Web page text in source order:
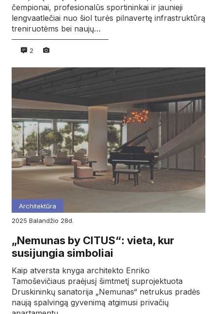
čempionai, profesionalūs sportininkai ir jaunieji
lengvaatlečiai nuo šiol turės pilnavertę infrastruktūrą
treniruotėms bei naujų…
2
Architektūra
2025
balandžio 28d.
„Nemunas by CITUS“: vieta, kur
susijungia simboliai
Kaip atversta knyga architekto Enriko
Tamoševičiaus praėjusį šimtmetį suprojektuota
Druskininkų sanatorija „Nemunas“ netrukus pradės
naują spalvingą gyvenimą atgimusi privačių